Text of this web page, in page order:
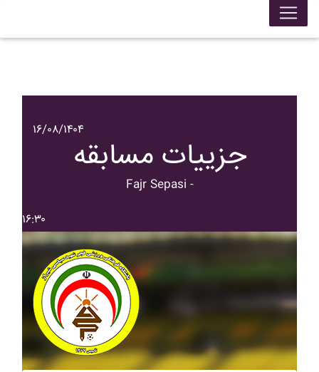
۱۶/۰۸/۱۴۰۴
جزییات مسابقه
Fajr Sepasi -
۱۶:۳۰